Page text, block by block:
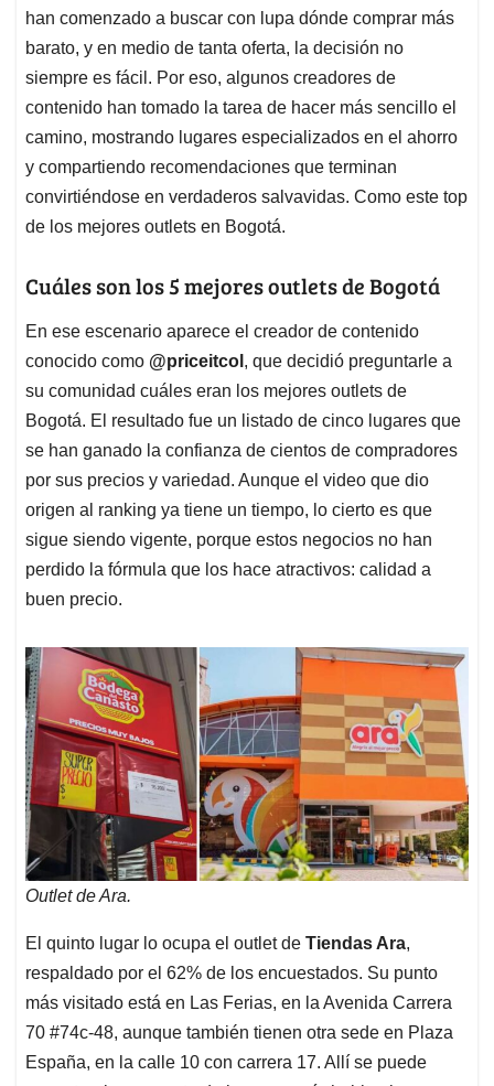
han comenzado a buscar con lupa dónde comprar más
barato, y en medio de tanta oferta, la decisión no
siempre es fácil. Por eso, algunos creadores de
contenido han tomado la tarea de hacer más sencillo el
camino, mostrando lugares especializados en el ahorro
y compartiendo recomendaciones que terminan
convirtiéndose en verdaderos salvavidas. Como este top
de los mejores outlets en Bogotá.
Cuáles son los 5 mejores outlets de Bogotá
En ese escenario aparece el creador de contenido
conocido como @priceitcol , que decidió preguntarle a
su comunidad cuáles eran los mejores outlets de
Bogotá. El resultado fue un listado de cinco lugares que
se han ganado la confianza de cientos de compradores
por sus precios y variedad. Aunque el video que dio
origen al ranking ya tiene un tiempo, lo cierto es que
sigue siendo vigente, porque estos negocios no han
perdido la fórmula que los hace atractivos: calidad a
buen precio.
Outlet de Ara.
El quinto lugar lo ocupa el outlet de Tiendas Ara,
respaldado por el 62% de los encuestados. Su punto
más visitado está en Las Ferias, en la Avenida Carrera
70 #74c-48, aunque también tienen otra sede en Plaza
España, en la calle 10 con carrera 17. Allí se puede